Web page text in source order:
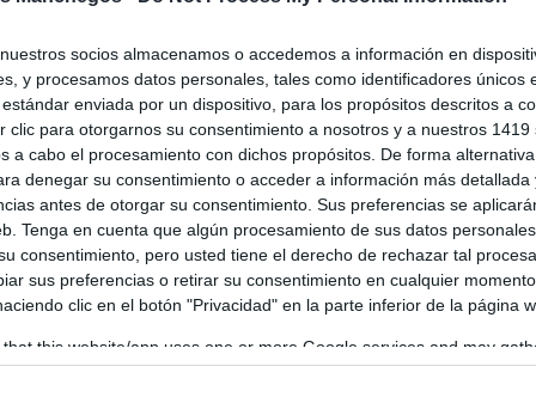
socios almacenamos o accedemos a información en
y procesamos datos personales, tales como identificadores únicos
enviada por un dispositivo, para los propósitos descritos a
clic para otorgarnos su consentimiento a nosotros y a nuestros 1419
a cabo el procesamiento con dichos propósitos. De forma
denegar su consentimiento o acceder a información más detallada
antes de otorgar su consentimiento. Sus preferencias se
Tenga en cuenta que algún procesamiento de sus datos
consentimiento, pero usted tiene el derecho de rechazar tal
sus preferencias o retirar su consentimiento en cualquier
clic en el botón "Privacidad" en la parte inferior de la página
that this website/app uses one or more Google services and may
but not limited to your visit or usage behaviour. You may
2012 disponemos de los datos en que de 174 visitadas y
existía un porcentaje del 36,7 por ciento de tinajas de
que desde entonces no se han producido entrada de
barro en las cuevas, hemos cruzado con datos
sobre 630 cuevas visitadas y controladas, incluidas las
confirmamos habían desaparecido un 12 por ciento de
tinajas de barro del periodo anterior, a lo que hay que